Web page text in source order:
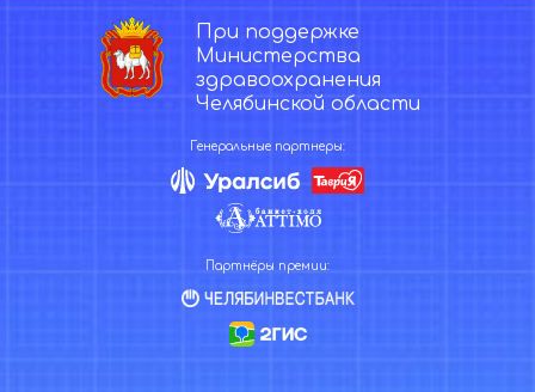
При поддержке
Министерства
здравоохранения
Челябинской области
Партнёры премии:
Генеральные партнеры: